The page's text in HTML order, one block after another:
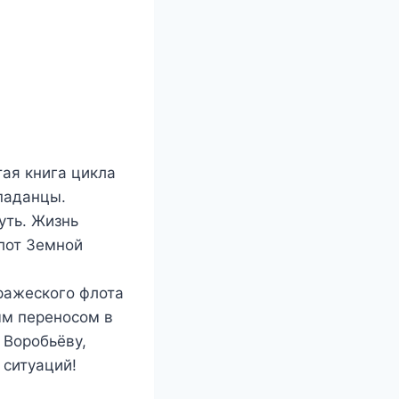
книга цикла
Жизнь
Земной
флота
переносом в